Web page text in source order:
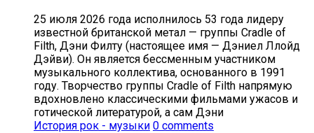
25 июля 2026 года исполнилось 53 года лидеру
известной британской метал — группы Cradle of
Filth, Дэни Филту (настоящее имя — Дэниел Ллойд
Дэйви). Он является бессменным участником
музыкального коллектива, основанного в 1991
году. Творчество группы Cradle of Filth напрямую
вдохновлено классическими фильмами ужасов и
готической литературой, а сам Дэни
История рок - музыки 0 comments